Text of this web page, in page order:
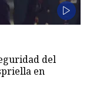
del
en